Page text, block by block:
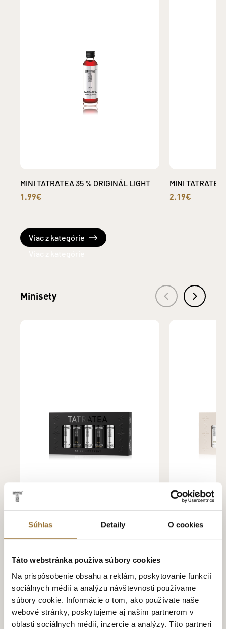
Súhlas Detaily O cookies
Táto webstránka používa súbory cookies
Na prispôsobenie obsahu a reklám, poskytovanie funkcií
sociálnych médií a analýzu návštevnosti používame
súbory cookie. Informácie o tom, ako používate naše
webové stránky, poskytujeme aj našim partnerom v
oblasti sociálnych médií, inzercie a analýzy. Títo partneri
MINI TATRATEA 35 % ORIGINÁL LIGHT
1.99€
MINI
2.19€
Viac z kategórie
Minisety
TATRATEA 5-SET LIGHT / ORIGINÁL TATRATEA 5-
Viac z kategórie
Ostatné